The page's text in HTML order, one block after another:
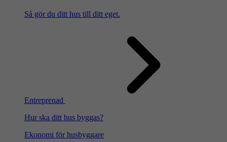
Så gör du ditt hus till ditt eget.
Entreprenad
Hur ska ditt hus byggas?
Ekonomi för husbyggare